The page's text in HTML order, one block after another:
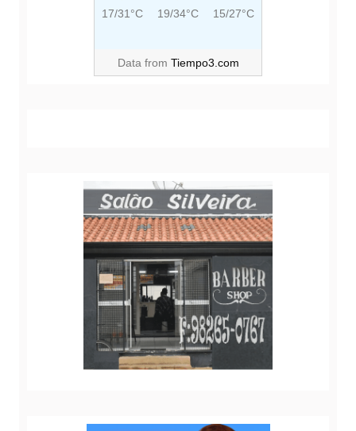
17/31°C 19/34°C 15/27°C
Data from Tiempo3.com